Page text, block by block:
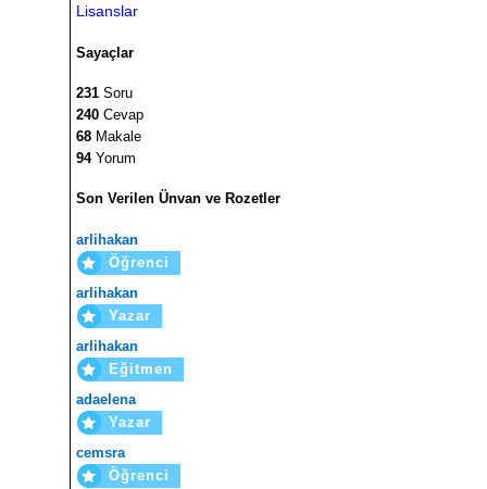
Lisanslar
Sayaçlar
231 Soru
240 Cevap
68 Makale
94Yorum
Son Verilen Ünvan ve Rozetler
arlihakan
Öğrenci
arlihakan
Yazar
arlihakan
Eğitmen
adaelena
Yazar
cemsra
Öğrenci